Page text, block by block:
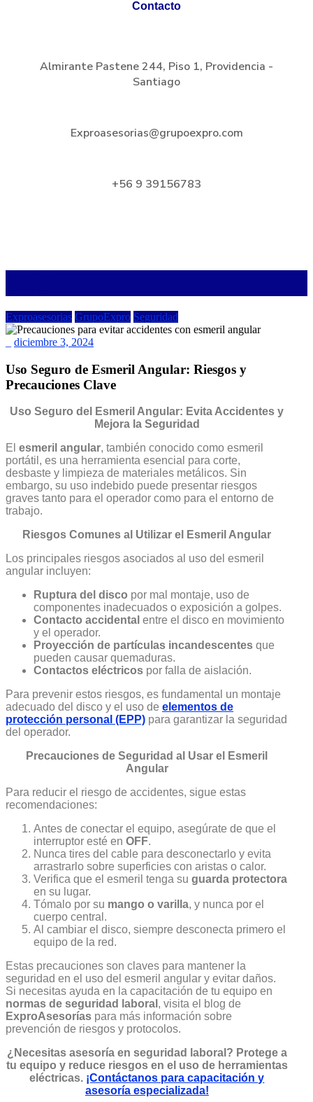
Contacto
Almirante Pastene 244, Piso 1, Providencia -
Santiago
Exproasesorias@grupoexpro.com
+56 9 39156783
Exproasesorias GrupoExpro Seguridad
diciembre 3, 2024
Uso Seguro de Esmeril Angular: Riesgos y
Precauciones Clave
Uso Seguro del Esmeril Angular: Evita Accidentes y
Mejora la Seguridad
El esmeril angular, también conocido como esmeril
portátil, es una herramienta esencial para corte,
desbaste y limpieza de materiales metálicos. Sin
embargo, su uso indebido puede presentar riesgos
graves tanto para el operador como para el entorno de
trabajo.
Riesgos Comunes al Utilizar el Esmeril Angular
Los principales riesgos asociados al uso del esmeril
angular incluyen:
Ruptura del disco por mal montaje, uso de
componentes inadecuados o exposición a golpes.
Contacto accidental entre el disco en movimiento
y el operador.
Proyección de partículas incandescentes que
pueden causar quemaduras.
Contactos eléctricos por falla de aislación.
Para prevenir estos riesgos, es fundamental un montaje
adecuado del disco y el uso de elementos de
protección personal (EPP) para garantizar la seguridad
del operador.
Precauciones de Seguridad al Usar el Esmeril
Angular
Para reducir el riesgo de accidentes, sigue estas
recomendaciones:
Antes de conectar el equipo, asegúrate de que el
interruptor esté en OFF.
Nunca tires del cable para desconectarlo y evita
arrastrarlo sobre superficies con aristas o calor.
Verifica que el esmeril tenga su guarda protectora
en su lugar.
Tómalo por su mango o varilla, y nunca por el
cuerpo central.
Al cambiar el disco, siempre desconecta primero el
equipo de la red.
Estas precauciones son claves para mantener la
seguridad en el uso del esmeril angular y evitar daños.
Si necesitas ayuda en la capacitación de tu equipo en
normas de seguridad laboral , visita el blog de
ExproAsesorías para más información sobre
prevención de riesgos y protocolos.
¿Necesitas asesoría en seguridad laboral? Protege a
tu equipo y reduce riesgos en el uso de herramientas
eléctricas. ¡Contáctanos para capacitación y
asesoría especializada!